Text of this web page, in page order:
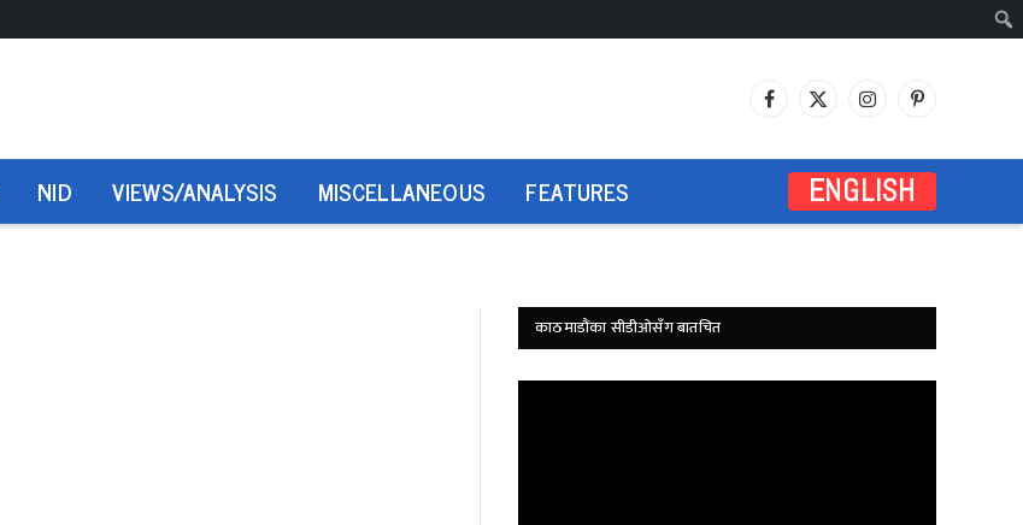
Facebook
X
InstagramPinterest
NID VIEWS/ANALYSIS MISCELLANEOUS FEATURES ENGLISH
काठमाडौंका सीडीओसँग बातचित